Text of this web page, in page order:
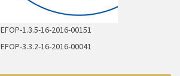
EFOP-1.3.5-16-2016-00151
EFOP-3.3.2-16-2016-00041